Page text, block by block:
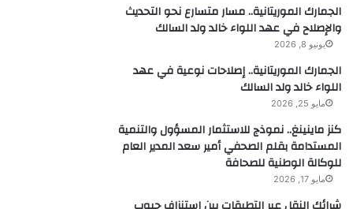
الجمارك الموريتانية.. مسار متسارع نحو التحديث
والإصلاح في عهد اللواء خالد ولد السالك
يونيو 8, 2026
الجمارك الموريتانية.. إصلاحات نوعية في عهد
اللواء خالد ولد السالك
مايو 25, 2026
كنز ماينينغ.. نموذج للاستثمار المسؤول والتنمية
المستدامة بقلم الصحفي أمير سعد المدير العام
للوكالة الوطنية للصحافة
مايو 17, 2026